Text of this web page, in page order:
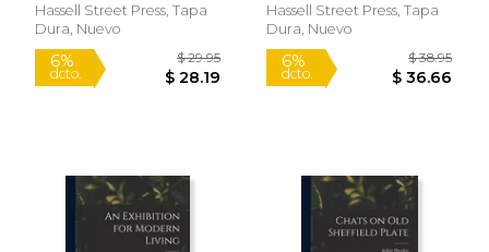
Hassell Street Press, Tapa
Dura, Nuevo
Hassell Street Press, Tapa
Dura, Nuevo